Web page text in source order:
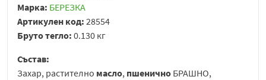
Марка: БЕРЕЗКА
Артикулен код: 28554
Бруто тегло: 0.130 кг
Състав:
Захар, растително масло, пшенично БРАШНО,